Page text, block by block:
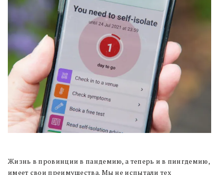
Жизнь в провинции в пандемию, а теперь и в пингдемию,
имеет свои преимущества. Мы не испытали тех